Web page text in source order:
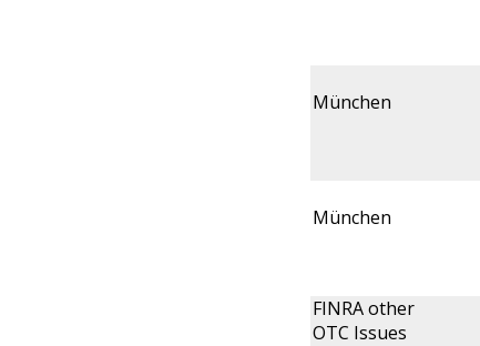
München
München
FINRA other
OTC Issues